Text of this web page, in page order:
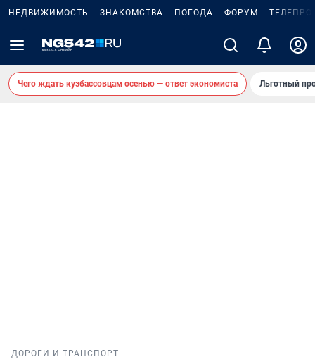
НЕДВИЖИМОСТЬ ЗНАКОМСТВА ПОГОДА ФОРУМ
Чего ждать кузбассовцам осенью — ответ экономиста Льготный
ДОРОГИ И ТРАНСПОРТ